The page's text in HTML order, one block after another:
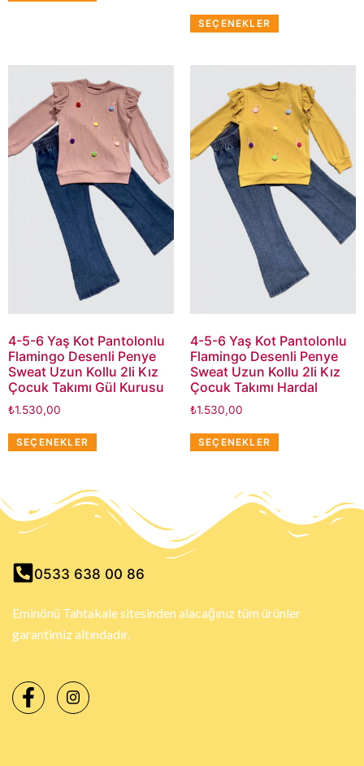
SEÇENEKLER
4-5-6 Yaş Kot Pantolonlu
Flamingo Desenli Penye
Sweat Uzun Kollu 2li Kız
Çocuk Takımı Gül Kurusu
₺1.530,00
SEÇENEKLER
4-5-6 Yaş Kot Pantolonlu
Flamingo Desenli Penye
Sweat Uzun Kollu 2li Kız
Çocuk Takımı Hardal
₺1.530,00
SEÇENEKLER
0533 638 00 86
Eminönü Tahtakale sitesinden alacağınız tüm ürünler
garantimiz altındadır.